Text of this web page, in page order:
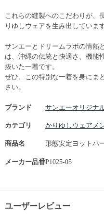
これらの縫製へのこだわりが、
りゆしウェアを生み出しています
サンエーとドリームラボの情熱
は、沖縄の伝統と快適さ、機能
抜いた一着です。
ぜひ、この特別な一着を身にま
さい。
ブランド サンエーオリジナ
カテゴリ かりゆしウェアメ
商品名 形態安定ヨットハ
メーカー品番P1025-05
ユーザーレビュー